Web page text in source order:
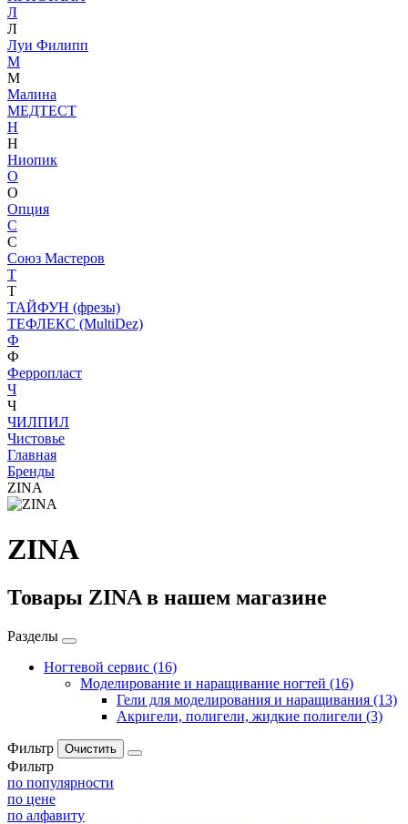
Л
Л
Луи Филипп
М
М
Малина
МЕДТЕСТ
Н
Н
Ниопик
О
О
Опция
С
С
Союз Мастеров
Т
Т
ТАЙФУН (фрезы)
ТЕФЛЕКС (MultiDez)
Ф
Ф
Ферропласт
Ч
Ч
ЧИЛПИЛ
Чистовье
Главная
Бренды
ZINA
ZINA
Товары ZINA в нашем магазине
Разделы
Ногтевой сервис (16)
Моделирование и наращивание ногтей (16)
Гели для моделирования и наращивания (13)
Акригели, полигели, жидкие полигели (3)
Фильтр
Фильтр
по популярности
по цене
по алфавиту